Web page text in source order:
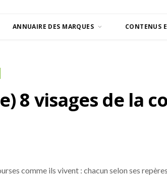
ANNUAIRE DES MARQUES CONTENUS
8 visages de la
comme ils vivent : chacun selon ses